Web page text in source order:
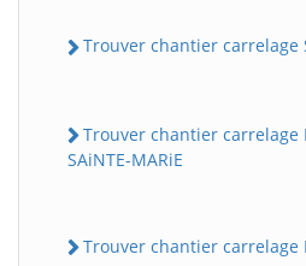
Trouver chantier carrelage
Trouver chantier carrelage
SAiNTE-MARiE
Trouver chantier carrelage